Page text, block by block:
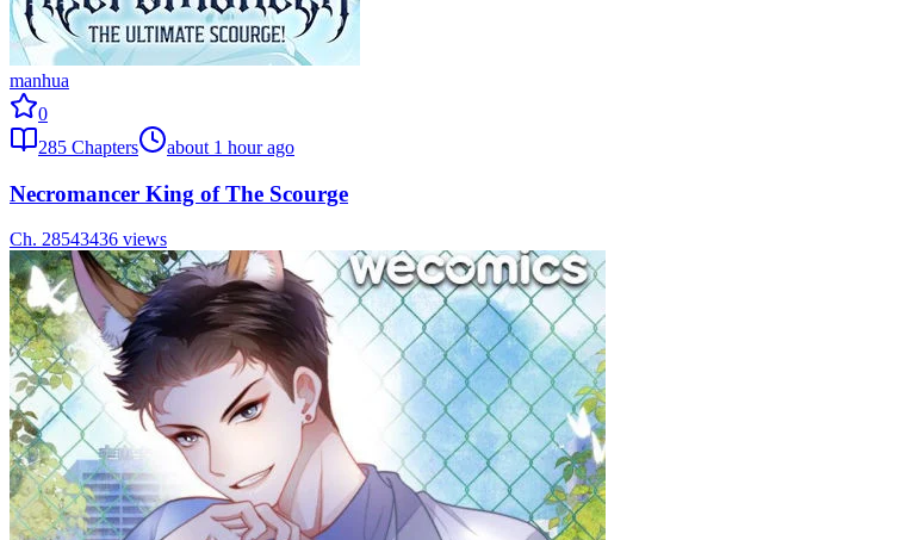
manhua
0
285 Chapters about 1 hour ago
Necromancer King of The Scourge
Ch. 28543436 views